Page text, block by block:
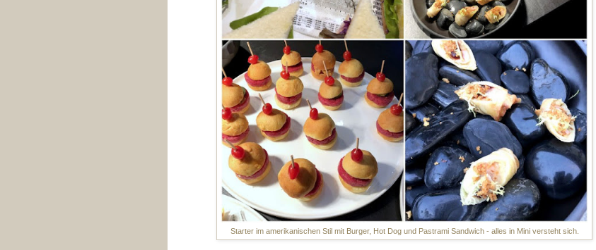
Starter im amerikanischen Stil mit Burger, Hot Dog und Pastrami Sandwich - alles in Mini versteht sich.